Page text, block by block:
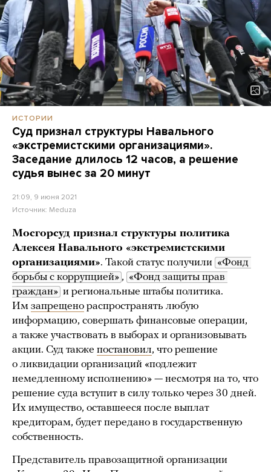
ИСТОРИИ
Суд признал структуры Навального
«экстремистскими организациями».
Заседание длилось 12 часов, а решение
судья вынес за 20 минут
21:09, 9 июня 2021
Источник: Meduza
Мосгорсуд признал структуры политика
Алексея Навального «экстремистскими
организациями». Такой статус получили «Фонд
борьбы с коррупцией» , «Фонд защиты прав
граждан» и региональные штабы политика.
Им запрещено распространять любую
информацию, совершать финансовые операции,
а также участвовать в выборах и организовывать
акции. Суд также постановил, что решение
о ликвидации организаций «подлежит
немедленному исполнению» — несмотря на то, что
решение суда вступит в силу только через 30 дней.
Их имущество, оставшееся после выплат
кредиторам, будет передано в государственную
собственность.
Представитель правозащитной организации